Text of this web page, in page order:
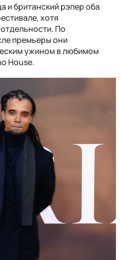
и британский рэпер оба
хотя
По
премьеры они
ужином в любимом
House.